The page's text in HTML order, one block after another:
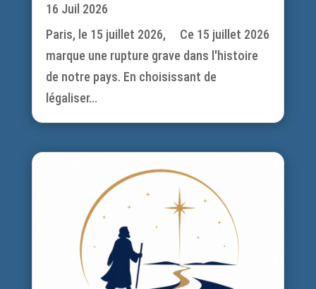
16 Juil 2026
Paris, le 15 juillet 2026, Ce 15 juillet 2026
marque une rupture grave dans l'histoire
de notre pays. En choisissant de
légaliser...